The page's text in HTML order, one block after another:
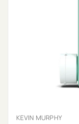
KEVIN MURPHY